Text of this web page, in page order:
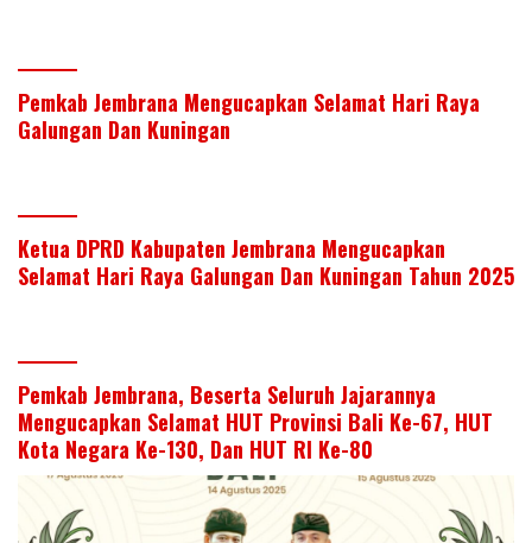
Pemkab Jembrana Mengucapkan Selamat Hari Raya
Galungan Dan Kuningan
Ketua DPRD Kabupaten Jembrana Mengucapkan
Selamat Hari Raya Galungan Dan Kuningan Tahun 2025
Pemkab Jembrana, Beserta Seluruh Jajarannya
Mengucapkan Selamat HUT Provinsi Bali Ke-67, HUT
Kota Negara Ke-130, Dan HUT RI Ke-80